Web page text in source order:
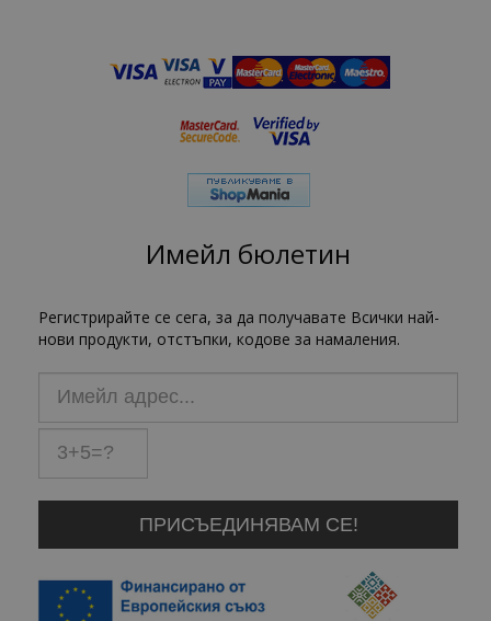
Имейл бюлетин
Регистрирайте се сега, за да получавате Всички най-
нови продукти, отстъпки, кодове за намаления.